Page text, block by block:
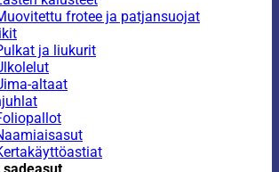
frotee ja patjansuojat
ja liukurit
altaat